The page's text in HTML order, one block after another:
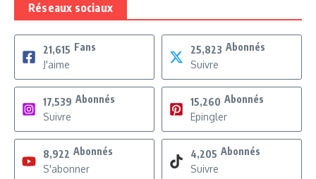
Réseaux sociaux
21,615 Fans
J'aime
25,823 Abonnés
Suivre
17,539 Abonnés
Suivre
15,260 Abonnés
Epingler
8,922 Abonnés
S'abonner
4,205 Abonnés
Suivre